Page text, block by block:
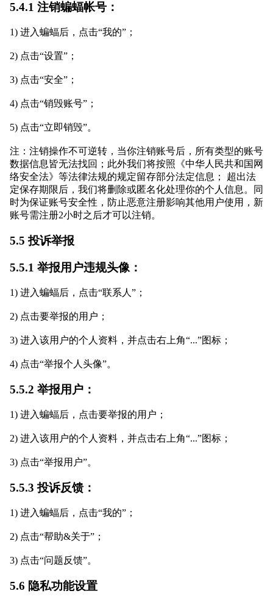
5.4.1 注销蝙蝠帐号：
1) 进入蝙蝠后，点击“我的”；
2) 点击“设置”；
3) 点击“安全”；
4) 点击“销毁账号”；
5) 点击“立即销毁”。
注：注销操作不可逆转，当你注销账号后，所有类型的账号
数据信息皆无法找回；此外我们将按照《中华人民共和国网
络安全法》等法律法规的规定留存部分法定信息； 超出法
定保存期限后，我们将删除或匿名化处理你的个人信息。同
时为保证账号安全性，防止恶意注册影响其他用户使用，新
账号需注册2小时之后才可以注销。
5.5 投诉举报
5.5.1 举报用户违规头像：
1) 进入蝙蝠后，点击“联系人”；
2) 点击要举报的用户；
3) 进入该用户的个人资料，并点击右上角“...”图标；
4) 点击“举报个人头像”。
5.5.2 举报用户：
1) 进入蝙蝠后，点击要举报的用户；
2) 进入该用户的个人资料，并点击右上角“...”图标；
3) 点击“举报用户”。
5.5.3 投诉反馈：
1) 进入蝙蝠后，点击“我的”；
2) 点击“帮助&关于”；
3) 点击“问题反馈”。
5.6 隐私功能设置